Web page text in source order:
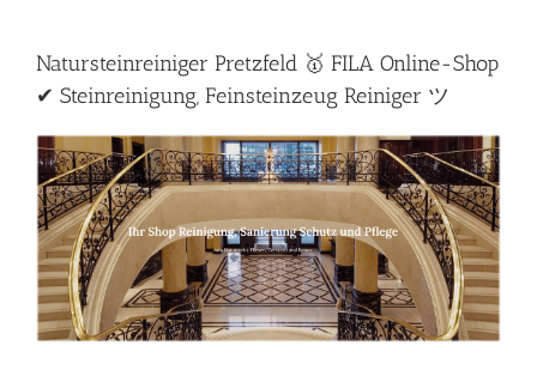
Natursteinreiniger Pretzfeld 🥇 FILA Online-Shop
✔ Steinreinigung, Feinsteinzeug Reiniger ツ